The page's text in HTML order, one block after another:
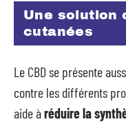
Une solution
cutanées
Le CBD se présente
contre les différents
aide àréduire la